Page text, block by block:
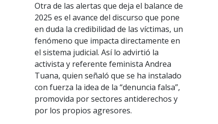
Otra de las alertas que deja el balance de
2025 es el avance del discurso que pone
en duda la credibilidad de las víctimas, un
fenómeno que impacta directamente en
el sistema judicial. Así lo advirtió la
activista y referente feminista Andrea
Tuana, quien señaló que se ha instalado
con fuerza la idea de la “denuncia falsa”,
promovida por sectores antiderechos y
por los propios agresores.